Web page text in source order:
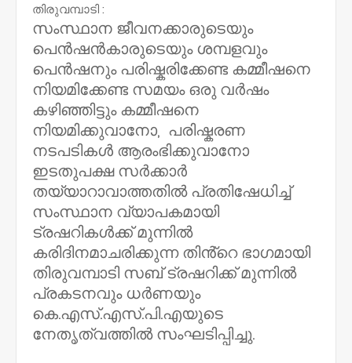
തിരുവമ്പാടി :
സംസ്ഥാന ജീവനക്കാരുടെയും
പെൻഷൻകാരുടെയും ശമ്പളവും
പെൻഷനും പരിഷ്കരിക്കേണ്ട കമ്മീഷനെ
നിയമിക്കേണ്ട സമയം ഒരു വർഷം
കഴിഞ്ഞിട്ടും കമ്മീഷനെ
നിയമിക്കുവാനോ, പരിഷ്കരണ
നടപടികൾ ആരംഭിക്കുവാനോ
ഇടതുപക്ഷ സർക്കാർ
തയ്യാറാവാത്തതിൽ പ്രതിഷേധിച്ച്
സംസ്ഥാന വ്യാപകമായി
ട്രഷറികൾക്ക് മുന്നിൽ
കരിദിനമാചരിക്കുന്ന തിൻ്റെ ഭാഗമായി
തിരുവമ്പാടി സബ് ട്രഷറിക്ക് മുന്നിൽ
പ്രകടനവും ധർണയും
കെ.എസ്.എസ്.പി.എയുടെ
നേതൃത്വത്തിൽ സംഘടിപ്പിച്ചു.